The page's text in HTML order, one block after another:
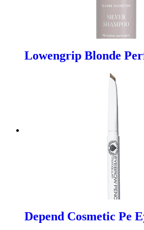
Lowengrip Blonde
Depend Cosmetic Pe